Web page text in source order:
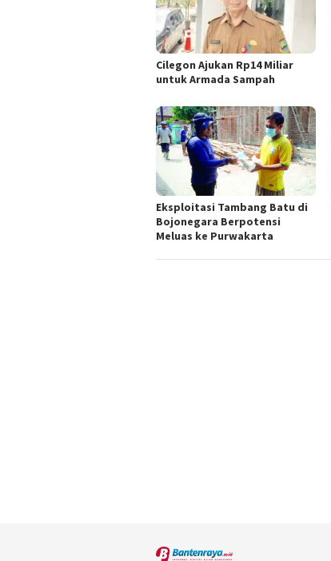
Cilegon Ajukan Rp14 Miliar
untuk Armada Sampah
Eksploitasi Tambang Batu di
Bojonegara Berpotensi
Meluas ke Purwakarta